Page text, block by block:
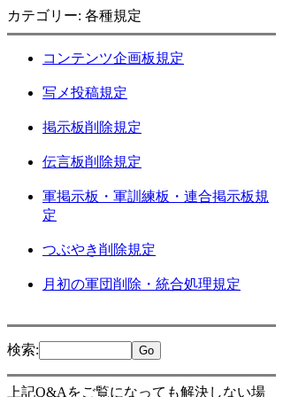
カテゴリー: 各種規定
コンテンツ企画板規定
写メ投稿規定
掲示板削除規定
伝言板削除規定
軍掲示板・軍訓練板・連合掲示板規
定
つぶやき削除規定
月初の軍団削除・統合処理規定
検索:
上記Q&Aをご覧になっても解決しない場